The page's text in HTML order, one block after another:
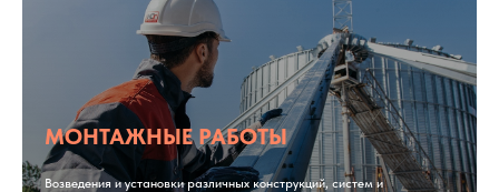
МОНТАЖНЫЕ РАБОТЫ
Возведения и установки различных конструкций, систем и